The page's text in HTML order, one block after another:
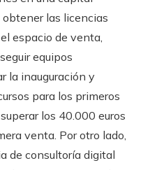
las licencias
espacio de venta,
equipos
la inauguración y
para los primeros
los 40.000 euros
venta. Por otro lado,
de consultoría digital